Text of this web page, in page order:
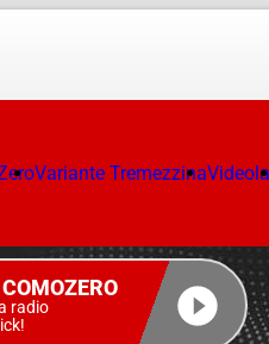
Variante Tremezzina
radio